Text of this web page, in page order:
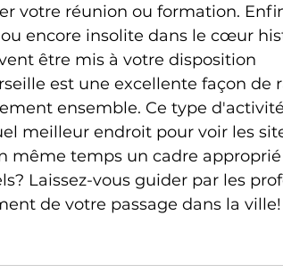
votre réunion ou formation.
encore insolite dans le cœur
être mis à votre disposition
est une excellente façon de
ensemble. Ce type
meilleur endroit pour voir les
même temps un cadre
Laissez-vous guider par les
de votre passage dans la ville!